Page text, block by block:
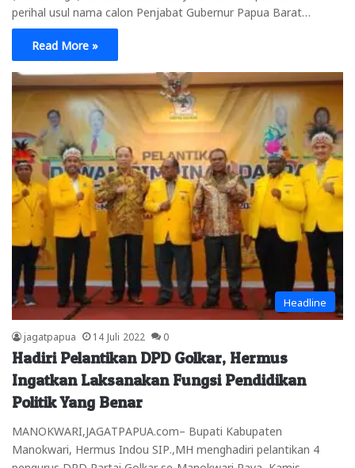
perihal usul nama calon Penjabat Gubernur Papua Barat…
Read More »
Headline
jagatpapua 14 Juli 2022 0
Hadiri Pelantikan DPD Golkar, Hermus
Ingatkan Laksanakan Fungsi Pendidikan
Politik Yang Benar
MANOKWARI,JAGATPAPUA.com– Bupati Kabupaten
Manokwari, Hermus Indou SIP.,MH menghadiri pelantikan 4